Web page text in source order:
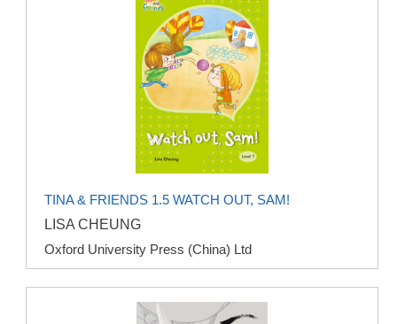
TINA & FRIENDS 1.5 WATCH OUT, SAM!
LISA CHEUNG
Oxford University Press (China) Ltd